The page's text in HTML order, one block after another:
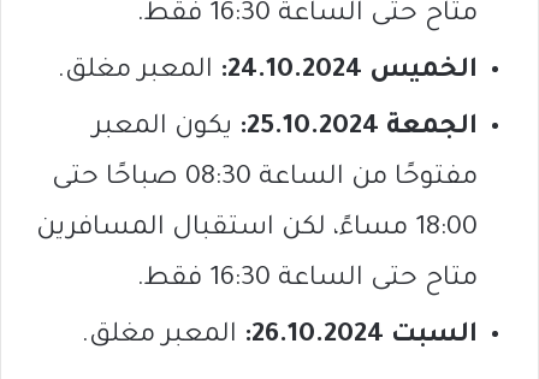
متاح حتى الساعة 16:30 فقط.
الخميس 24.10.2024:
المعبر مغلق.
الجمعة 25.10.2024:
يكون المعبر
مفتوحًا من الساعة 08:30 صباحًا حتى
18:00 مساءً، لكن استقبال المسافرين
متاح حتى الساعة 16:30 فقط.
السبت 26.10.2024:
المعبر مغلق.